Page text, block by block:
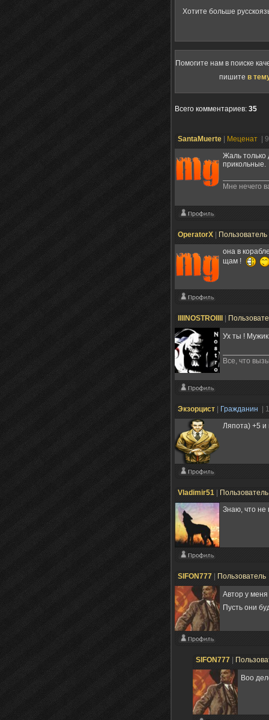
Хотите больше
Помогите нам в поиске
пишите в
Всего комментариев: 35
SantaMuerte Меценат
|
Жаль только
прикольные.
Мне нечего
OperatorX
Пользователь
она в
щам !
IIIINOSTROIIII
Ух ты !
Все, что
Экзорцист Гражданин
|
Ляпота) +5 и
Vladimir51
Знаю, что не
SIFON777 Пользователь
Автор у
Пусть они
SIFON777
Воо